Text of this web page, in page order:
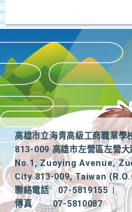
高雄市立海青高級工商職業學
813-009 高雄市左營區左營大
No.1, Zuoying Avenue,
City 813-009, Taiwan
聯絡電話
07-5819155
|
傳真
07-5810087